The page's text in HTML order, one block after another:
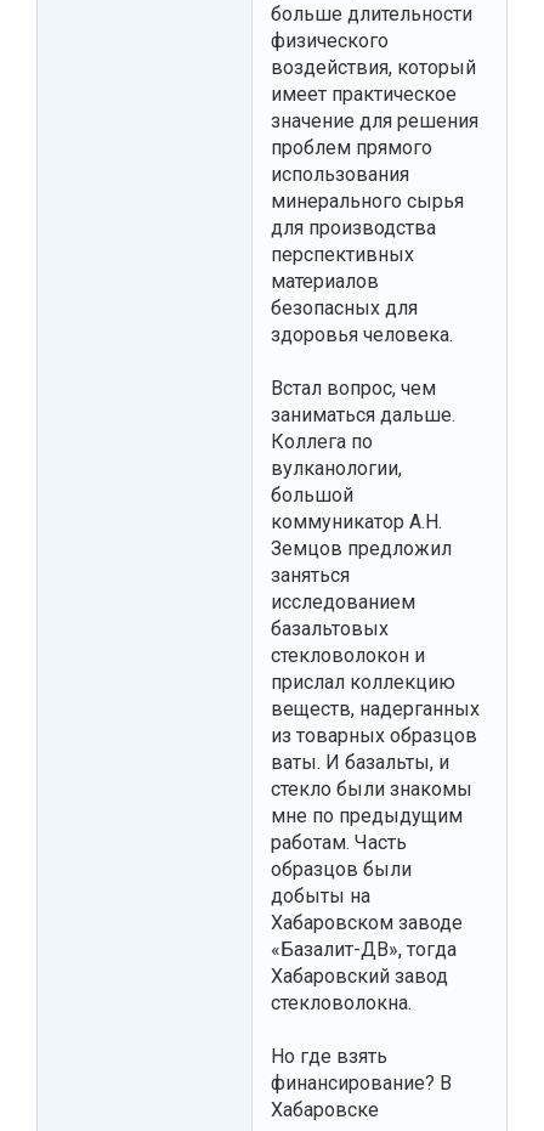
больше длительности
физического
воздействия, который
имеет практическое
значение для решения
проблем прямого
использования
минерального сырья
для производства
перспективных
материалов
безопасных для
здоровья человека.
Встал вопрос, чем
заниматься дальше.
Коллега по
вулканологии,
большой
коммуникатор А.Н.
Земцов предложил
заняться
исследованием
базальтовых
стекловолокон и
прислал коллекцию
веществ, надерганных
из товарных образцов
ваты. И базальты, и
стекло были знакомы
мне по предыдущим
работам. Часть
образцов были
добыты на
Хабаровском заводе
«Базалит-ДВ», тогда
Хабаровский завод
стекловолокна.
Но где взять
финансирование? В
Хабаровске